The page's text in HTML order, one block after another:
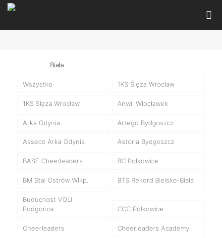
Wszystko 1KS Ślęza Wrocław
1KS Ślęza Wrocław Anwil Włocławek
Arka Gdynia Artego Bydgoszcz
Asseco Arka Gdynia Astoria Bydgoszcz
BASE Cheerleaders BC Polkowice
BM Stal Ostrów Wlkp. BTS Rekord Bielsko-Biała
Buducnost VOLI
Podgorica
CCC Polkowice
Cheerleaders Cheerleaders Academy